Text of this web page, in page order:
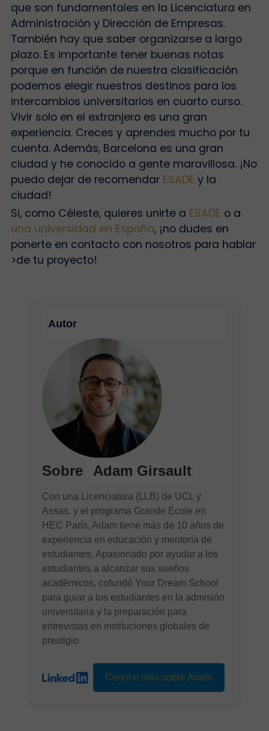
que son fundamentales en la Licenciatura en
Administración y Dirección de Empresas.
También hay que saber organizarse a largo
plazo. Es importante tener buenas notas
porque en función de nuestra clasificación
podemos elegir nuestros destinos para los
intercambios universitarios en cuarto curso.
Vivir solo en el extranjero es una gran
experiencia. Creces y aprendes mucho por tu
cuenta. Además, Barcelona es una gran
ciudad y he conocido a gente maravillosa. ¡No
puedo dejar de recomendar ESADE y la
ciudad!
Si, como Céleste, quieres unirte a ESADE o a
una universidad en España, ¡no dudes en
ponerte en contacto con nosotros para hablar
>detu proyecto!
Autor
Sobre Adam Girsault
Con una Licenciatura (LLB) de UCL y
Assas, y el programa Grande École en
HEC París, Adam tiene más de 10 años de
experiencia en educación y mentoría de
estudiantes. Apasionado por ayudar a los
estudiantes a alcanzar sus sueños
académicos, cofundó Your Dream School
para guiar a los estudiantes en la admisión
universitaria y la preparación para
entrevistas en instituciones globales de
prestigio.
Conoce más sobre Adam